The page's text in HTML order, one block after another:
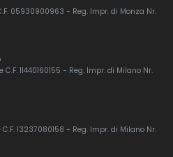
05930900963 - Reg. Impr. di Monza Nr.
11440160155 - Reg. Impr. di Milano Nr.
13237080158 - Reg. Impr. di Milano Nr.